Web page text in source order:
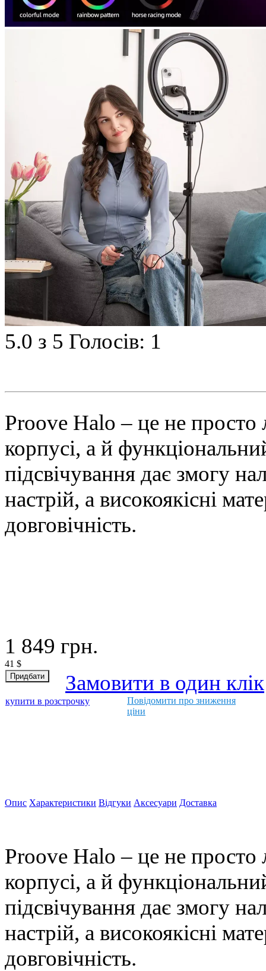
5.0 з 5 Голосів: 1
Proove Halo – це не
корпусі, а й
підсвічування дає змогу
настрій, а високоякісні
довговічність.
1 849 грн.
41 $
Замовити в один клік
купити в розстрочку
Повідомити про зниження
ціни
Опис Характеристики Відгуки Аксесуари Доставка
Proove Halo – це не
корпусі, а й
підсвічування дає змогу
настрій, а високоякісні
довговічність.